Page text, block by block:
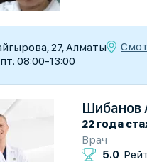
27, Алматы
08:00-13:00
Шибанов
22 года
Врач
5.0